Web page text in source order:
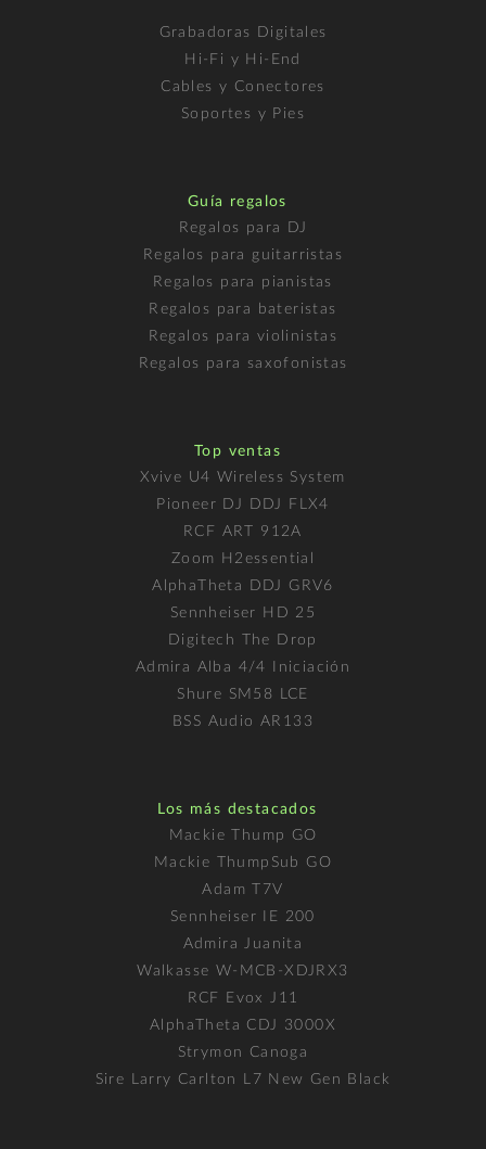
Grabadoras Digitales
Hi-Fi y Hi-End
Cables y Conectores
Soportes y Pies
Guía regalos
Regalos para DJ
Regalos para guitarristas
Regalos para pianistas
Regalos para bateristas
Regalos para violinistas
Regalos para saxofonistas
Top ventas
Xvive U4 Wireless System
Pioneer DJ DDJ FLX4
RCF ART 912A
Zoom H2essential
AlphaTheta DDJ GRV6
Sennheiser HD 25
Digitech The Drop
Admira Alba 4/4 Iniciación
Shure SM58 LCE
BSS Audio AR133
Los más destacados
Mackie Thump GO
Mackie ThumpSub GO
Adam T7V
Sennheiser IE 200
Admira Juanita
Walkasse W-MCB-XDJRX3
RCF Evox J11
AlphaTheta CDJ 3000X
Strymon Canoga
Sire Larry Carlton L7 New Gen Black